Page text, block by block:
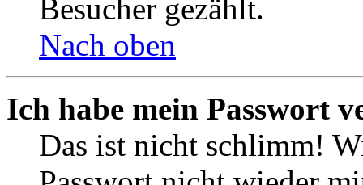
Besucher gezählt.
Nach oben
Ich habe mein Passwort
Das ist nicht schlimm!